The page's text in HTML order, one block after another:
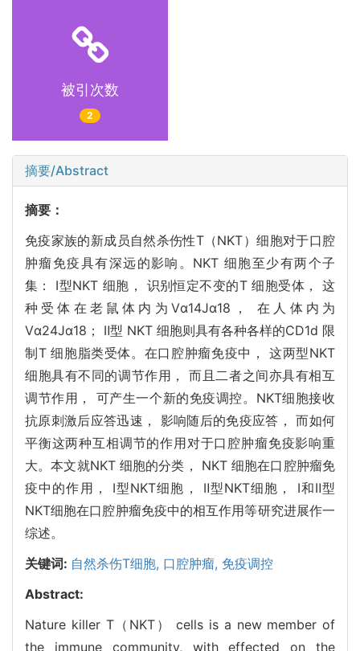
被引次数
2
摘要/Abstract
摘要：
免疫家族的新成员自然杀伤性T（NKT）细胞对于口腔
肿瘤免疫具有深远的影响。NKT 细胞至少有两个子
集： Ⅰ型NKT 细胞， 识别恒定不变的T 细胞受体， 这
种受体在老鼠体内为Vα14Jα18， 在人体内为
Vα24Jα18； Ⅱ型 NKT 细胞则具有各种各样的CD1d 限
制T 细胞脂类受体。在口腔肿瘤免疫中， 这两型NKT
细胞具有不同的调节作用， 而且二者之间亦具有相互
调节作用， 可产生一个新的免疫调控。NKT细胞接收
抗原刺激后应答迅速， 影响随后的免疫应答， 而如何
平衡这两种互相调节的作用对于口腔肿瘤免疫影响重
大。本文就NKT 细胞的分类， NKT 细胞在口腔肿瘤免
疫中的作用， Ⅰ型NKT细胞， Ⅱ型NKT细胞， Ⅰ和Ⅱ型
NKT细胞在口腔肿瘤免疫中的相互作用等研究进展作一
综述。
关键词: 自然杀伤T细胞, 口腔肿瘤, 免疫调控
Abstract:
Nature killer T（NKT） cells is a new member of
the immune community, with effected on the